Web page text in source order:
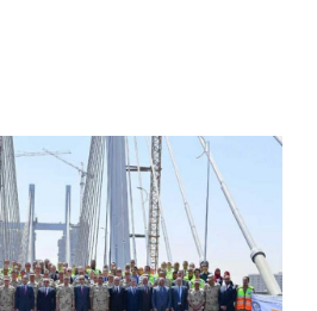
الرئيس عبد الفتاح السيسي
وكوبري تحيا